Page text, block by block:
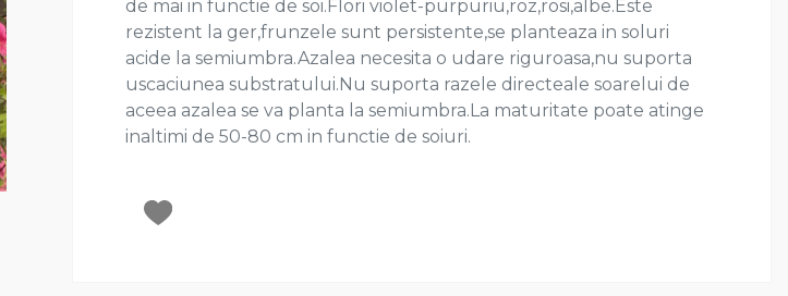
de mai in functie de soi.Flori violet-purpuriu,roz,rosi,albe.Este
rezistent la ger,frunzele sunt persistente,se planteaza in soluri
acide la semiumbra.Azalea necesita o udare riguroasa,nu suporta
uscaciunea substratului.Nu suporta razele directeale soarelui de
aceea azalea se va planta la semiumbra.La maturitate poate atinge
inaltimi de 50-80 cm in functie de soiuri.